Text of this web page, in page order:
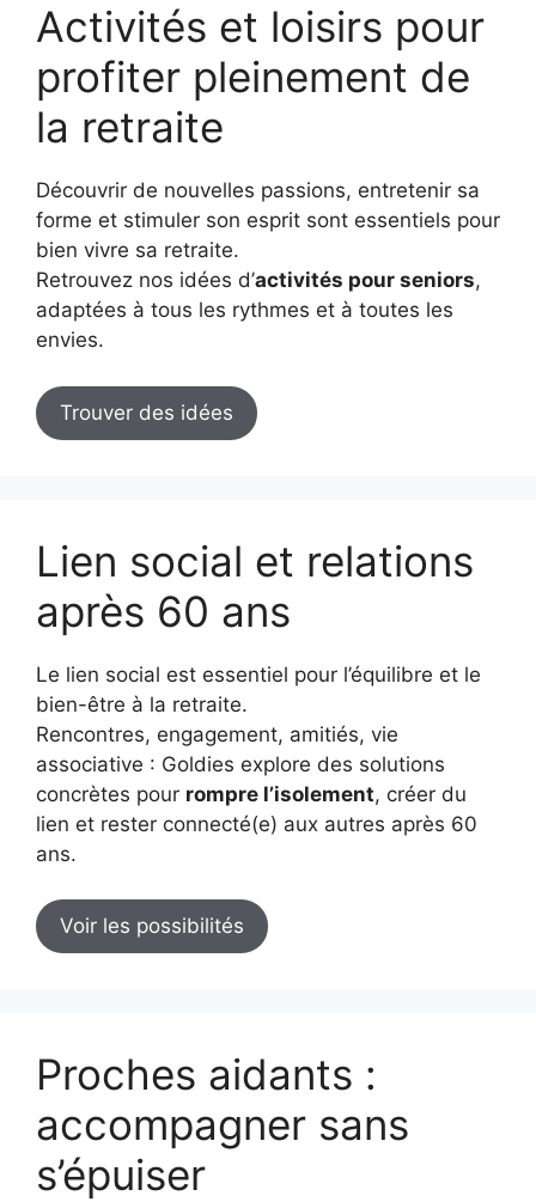
Activités et loisirs pour
profiter pleinement de
la retraite
Découvrir de nouvelles passions, entretenir sa
forme et stimuler son esprit sont essentiels pour
bien vivre sa retraite.
Retrouvez nos idées d’activités pour seniors,
adaptées à tous les rythmes et à toutes les
envies.
Trouver des idées
Lien social et relations
après 60 ans
Le lien social est essentiel pour l’équilibre et le
bien-être à la retraite.
Rencontres, engagement, amitiés, vie
associative : Goldies explore des solutions
concrètes pour rompre l’isolement, créer du
lien et rester connecté(e) aux autres après 60
ans.
Voir les possibilités
Proches aidants :
accompagner sans
s’épuiser